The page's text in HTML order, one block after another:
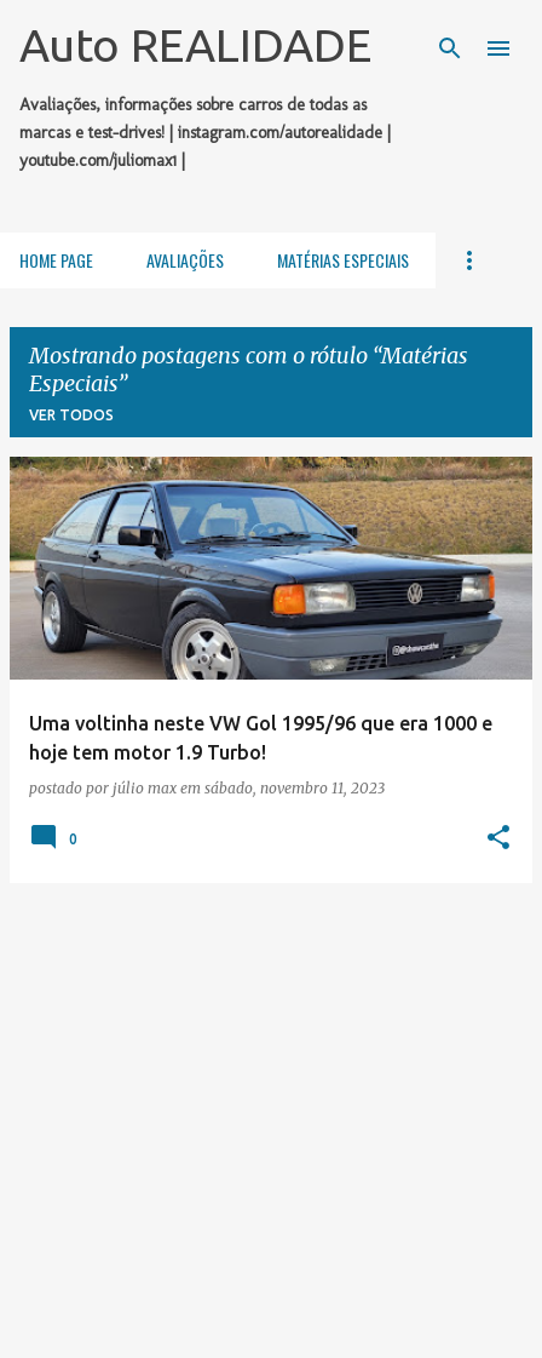
Pular para o conteúdo principal
Auto REALIDADE
Avaliações, informações sobre carros de todas as
marcas e test-drives! | instagram.com/autorealidade |
youtube.com/juliomax1 |
HOME PAGE AVALIAÇÕES MATÉRIAS ESPECIAIS
Mostrando postagens com o rótulo Matérias
Especiais
VER TODOS
P
o
s
g
Uma voltinha neste VW Gol 1995/96 que era 1000 e
hoje tem motor 1.9 Turbo!
postado por júlio max em sábado, novembro 11, 2023
0